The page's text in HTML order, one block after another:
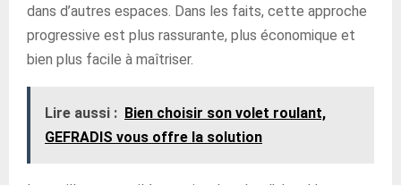
dans d’autres espaces. Dans les faits, cette approche
progressive est plus rassurante, plus économique et
bien plus facile à maîtriser.
Lire aussi : Bien choisir son volet roulant,
GEFRADIS vous offre la solution